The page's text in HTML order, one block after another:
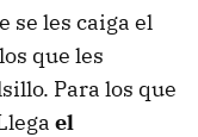
se les caiga el
que les
Para los que
el